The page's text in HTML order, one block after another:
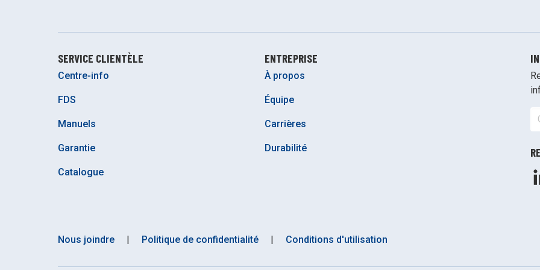
SERVICE CLIENTÈLE
Centre-info
FDS
Manuels
Garantie
Catalogue
ENTREPRISE
À propos
Équipe
Carrières
Durabilité
Nous joindre | Politique de confidentialité | Conditions d'utilisation